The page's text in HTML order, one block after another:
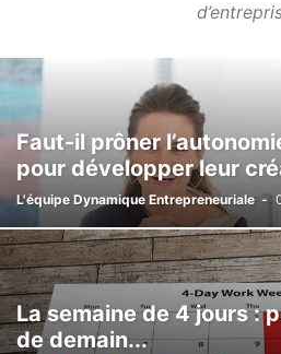
MOTIVER SES SALARIÉS
Faut-il prôner
pour développer leur
L'équipe Dynamique Entrepreneuriale -
La semaine de 4 jours :
de demain...